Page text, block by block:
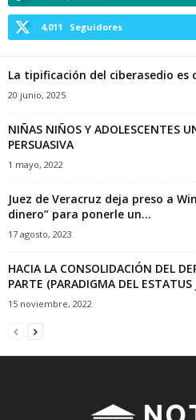
4,011 Seguidores
La tipificación del ciberasedio es
20 junio, 2025
NIÑAS NIÑOS Y ADOLESCENTES
PERSUASIVA
1 mayo, 2022
Juez de Veracruz deja preso a
dinero” para ponerle un...
17 agosto, 2023
HACIA LA CONSOLIDACIÓN DEL
PARTE (PARADIGMA DEL ESTATUS
15 noviembre, 2022